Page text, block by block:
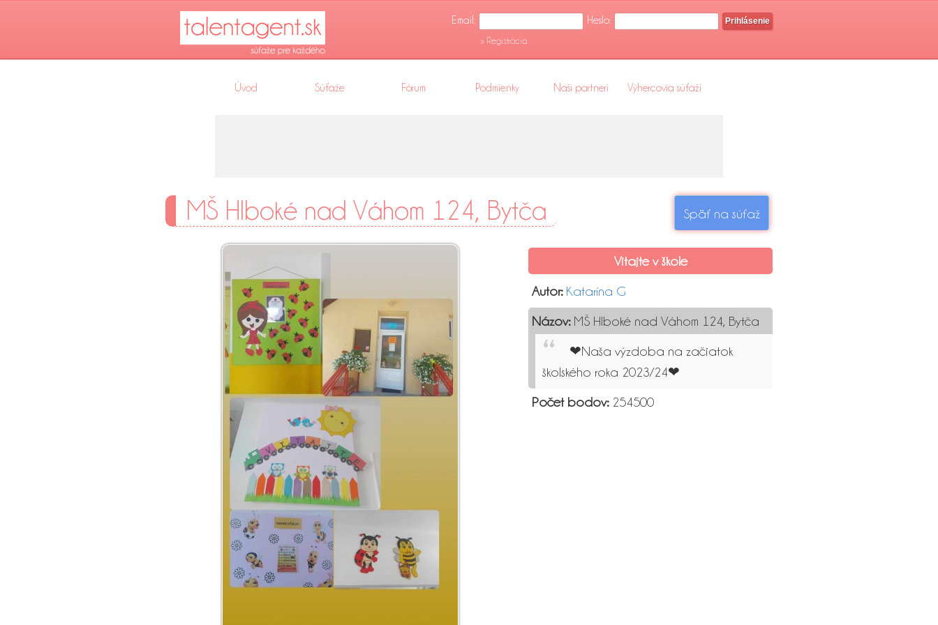
Email: Heslo:
Prihlásenie
» Registrácia
Úvod Súťaže Fórum Podmienky Naši partneri Výhercovia súťaží
Späť na súťaž
MŠ Hlboké nad Váhom 124, Bytča
Vitajte v škole
Autor: Katarína G
Názov:MŠ Hlboké nad Váhom 124, Bytča
❤Naša výzdoba na začiatok
školského roka 2023/24❤
Počet bodov:254500